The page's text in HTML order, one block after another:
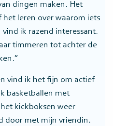
dingen maken. Het
leren over waarom iets
ik razend interessant.
timmeren tot achter de
vind ik het fijn om actief
basketballen met
kickboksen weer
door met mijn vriendin.